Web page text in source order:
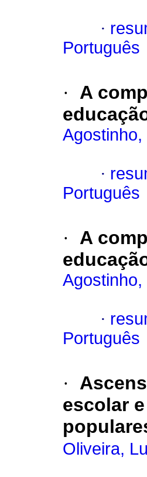
·
Português
·
A
Agostinho,
·
Português
·
A
Agostinho,
·
Português
·
escolar
Oliveira,